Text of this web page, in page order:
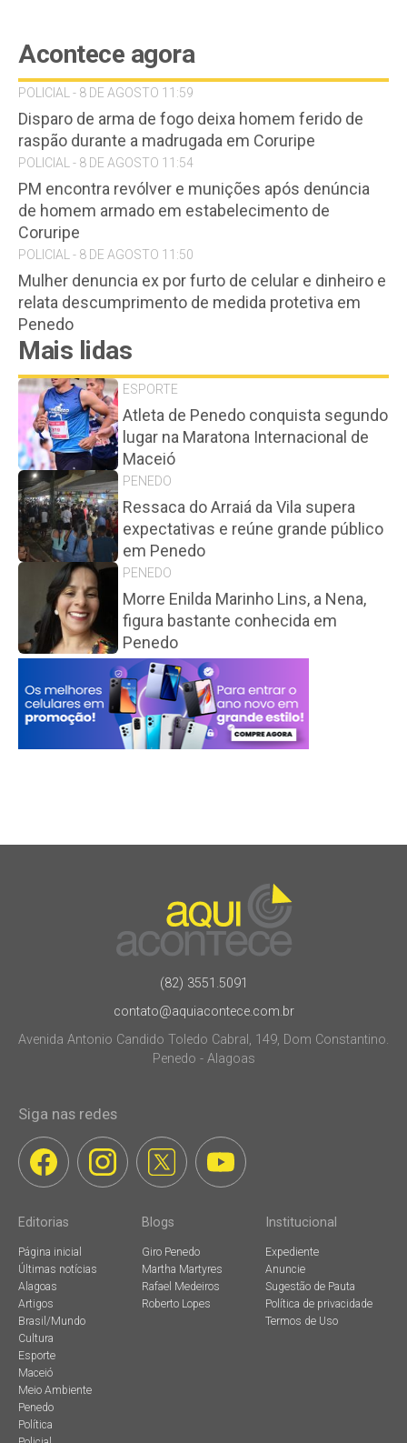
Acontece agora
POLICIAL - 8 DE AGOSTO 11:59
Disparo de arma de fogo deixa homem ferido de
raspão durante a madrugada em Coruripe
POLICIAL - 8 DE AGOSTO 11:54
PM encontra revólver e munições após denúncia
de homem armado em estabelecimento de
Coruripe
POLICIAL - 8 DE AGOSTO 11:50
Mulher denuncia ex por furto de celular e dinheiro e
relata descumprimento de medida protetiva em
Penedo
Mais lidas
ESPORTE
Atleta de Penedo conquista segundo
lugar na Maratona Internacional de
Maceió
PENEDO
Ressaca do Arraiá da Vila supera
expectativas e reúne grande público
em Penedo
PENEDO
Morre Enilda Marinho Lins, a Nena,
figura bastante conhecida em
Penedo
(82) 3551.5091
contato@aquiacontece.com.br
Avenida Antonio Candido Toledo Cabral, 149, Dom Constantino.
Penedo - Alagoas
Siga nas redes
Editorias
Página inicial
Últimas notícias
Alagoas
Artigos
Brasil/Mundo
Cultura
Esporte
Maceió
Meio Ambiente
Penedo
Política
Blogs
Giro Penedo
Martha Martyres
Rafael Medeiros
Roberto Lopes
Institucional
Expediente
Anuncie
Sugestão de Pauta
Política de privacidade
Termos de Uso